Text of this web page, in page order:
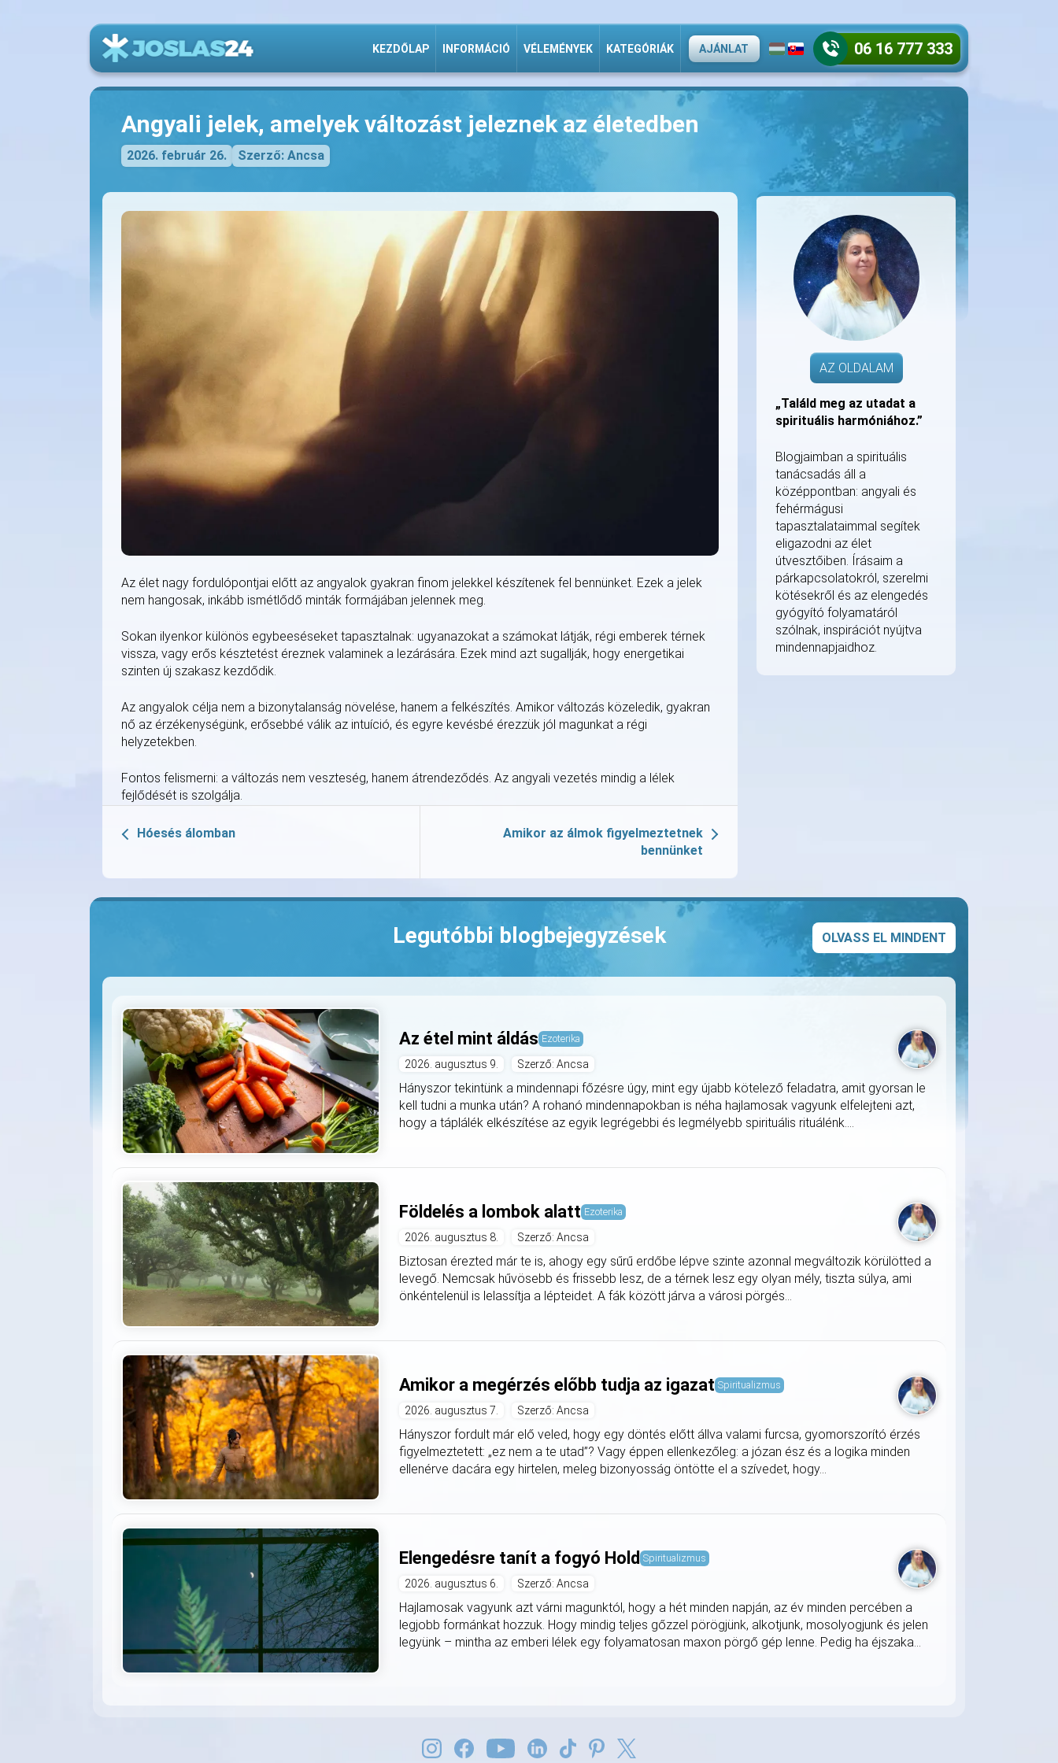
KEZDŐLAP INFORMÁCIÓ VÉLEMÉNYEK KATEGÓRIÁK AJÁNLAT 06 16 777 333
Angyali jelek, amelyek változást jeleznek az életedben
2026. február 26. Szerző: Ancsa
Az élet nagy fordulópontjai előtt az angyalok gyakran finom jelekkel készítenek fel bennünket. Ezek a jelek
nem hangosak, inkább ismétlődő minták formájában jelennek meg.
Sokan ilyenkor különös egybeeséseket tapasztalnak: ugyanazokat a számokat látják, régi emberek térnek
vissza, vagy erős késztetést éreznek valaminek a lezárására. Ezek mind azt sugallják, hogy energetikai
szinten új szakasz kezdődik.
Az angyalok célja nem a bizonytalanság növelése, hanem a felkészítés. Amikor változás közeledik, gyakran
nő az érzékenységünk, erősebbé válik az intuíció, és egyre kevésbé érezzük jól magunkat a régi
helyzetekben.
Fontos felismerni: a változás nem veszteség, hanem átrendeződés. Az angyali vezetés mindig a lélek
fejlődését is szolgálja.
Hóesés álomban
Amikor az álmok figyelmeztetnek
bennünket
AZ OLDALAM
„Találd meg az utadat a
spirituális harmóniához.”
Blogjaimban a spirituális
tanácsadás áll a
középpontban: angyali és
fehérmágusi
tapasztalataimmal segítek
eligazodni az élet
útvesztőiben. Írásaim a
párkapcsolatokról, szerelmi
kötésekről és az elengedés
gyógyító folyamatáról
szólnak, inspirációt nyújtva
mindennapjaidhoz.
Legutóbbi blogbejegyzések OLVASS EL MINDENT
Az étel mint áldás Ezoterika
2026. augusztus 9. Szerző: Ancsa
Hányszor tekintünk a mindennapi főzésre úgy, mint egy újabb kötelező feladatra, amit gyorsan le
kell tudni a munka után? A rohanó mindennapokban is néha hajlamosak vagyunk elfelejteni azt,
hogy a táplálék elkészítése az egyik legrégebbi és legmélyebb spirituális rituálénk....
Földelés a lombok alatt Ezoterika
2026. augusztus 8. Szerző: Ancsa
Biztosan érezted már te is, ahogy egy sűrű erdőbe lépve szinte azonnal megváltozik körülötted a
levegő. Nemcsak hűvösebb és frissebb lesz, de a térnek lesz egy olyan mély, tiszta súlya, ami
önkéntelenül is lelassítja a lépteidet. A fák között járva a városi pörgés...
Amikor a megérzés előbb tudja az igazat Spiritualizmus
2026. augusztus 7. Szerző: Ancsa
Hányszor fordult már elő veled, hogy egy döntés előtt állva valami furcsa, gyomorszorító érzés
figyelmeztetett: „ez nem a te utad”? Vagy éppen ellenkezőleg: a józan ész és a logika minden
ellenérve dacára egy hirtelen, meleg bizonyosság öntötte el a szívedet, hogy...
Elengedésre tanít a fogyó Hold Spiritualizmus
2026. augusztus 6. Szerző: Ancsa
Hajlamosak vagyunk azt várni magunktól, hogy a hét minden napján, az év minden percében a
legjobb formánkat hozzuk. Hogy mindig teljes gőzzel pörögjünk, alkotjunk, mosolyogjunk és jelen
legyünk – mintha az emberi lélek egy folyamatosan maxon pörgő gép lenne. Pedig ha éjszaka...